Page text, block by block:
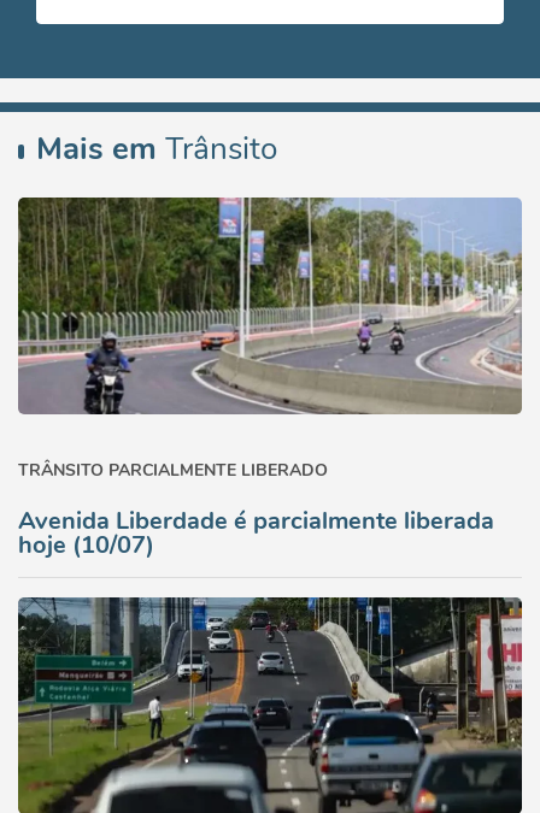
Mais em Trânsito
TRÂNSITO PARCIALMENTE LIBERADO
Avenida Liberdade é parcialmente liberada
hoje (10/07)